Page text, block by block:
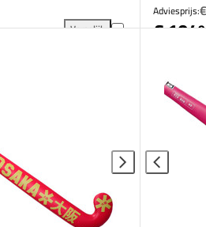
Vergelijk
Adviesprijs:
€ 104